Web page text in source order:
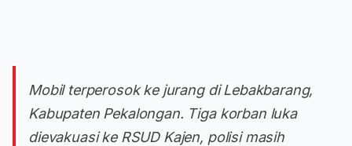
Mobil terperosok ke jurang di Lebakbarang,
Kabupaten Pekalongan. Tiga korban luka
dievakuasi ke RSUD Kajen, polisi masih